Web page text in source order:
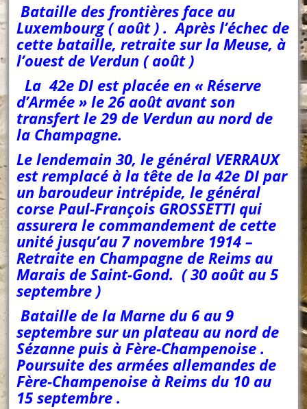
Bataille des frontières face au
Luxembourg ( août ) . Après l’échec de
cette bataille, retraite sur la Meuse, à
l’ouest de Verdun ( août )
La 42e DI est placée en « Réserve
d’Armée » le 26 août avant son
transfert le 29 de Verdun au nord de
la Champagne.
Le lendemain 30, le général VERRAUX
est remplacé à la tête de la 42e DI par
un baroudeur intrépide, le général
corse Paul-François GROSSETTI qui
assurera le commandement de cette
unité jusqu’au 7 novembre 1914 –
Retraite en Champagne de Reims au
Marais de Saint-Gond. ( 30 août au 5
septembre )
Bataille de la Marne du 6 au 9
septembre sur un plateau au nord de
Sézanne puis à Fère-Champenoise .
Poursuite des armées allemandes de
Fère-Champenoise à Reims du 10 au
15 septembre .